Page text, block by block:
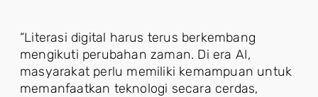
“Literasi digital harus terus berkembang
mengikuti perubahan zaman. Di era AI,
masyarakat perlu memiliki kemampuan untuk
memanfaatkan teknologi secara cerdas,